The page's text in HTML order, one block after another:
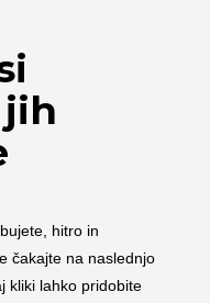
jih
hitro in
čakajte na naslednjo
kliki lahko pridobite